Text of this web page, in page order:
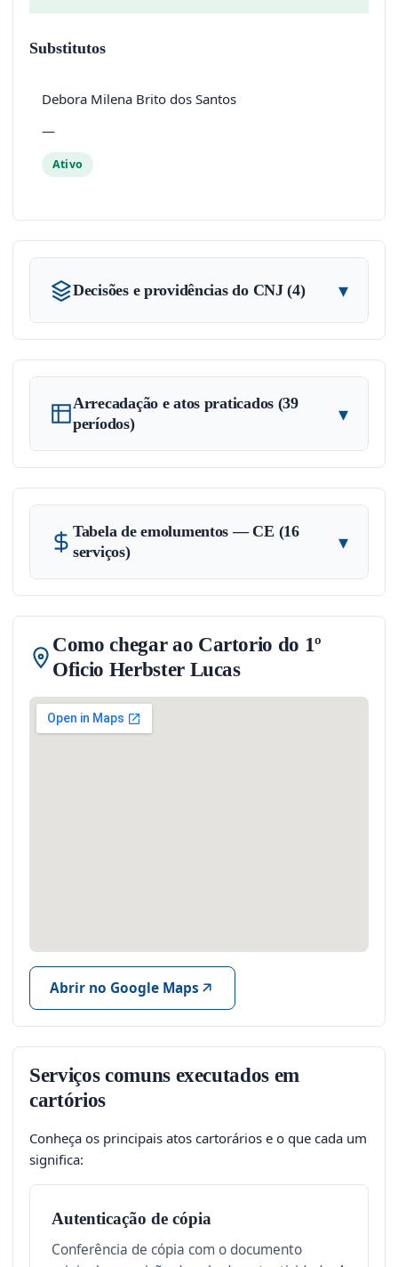
Substitutos
Debora Milena Brito dos Santos
—
Ativo
Decisões e providências do CNJ (4) ▾
Arrecadação e atos praticados (39
períodos)
▾
Tabela de emolumentos — CE (16
serviços)
▾
Como chegar ao Cartorio do 1º
Oficio Herbster Lucas
Abrir no Google Maps
Serviços comuns executados em
cartórios
Conheça os principais atos cartorários e o que cada um
significa:
Autenticação de cópia
Conferência de cópia com o documento